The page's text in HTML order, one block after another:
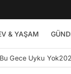
& YAŞAM
Bu Gece Uyku Yok